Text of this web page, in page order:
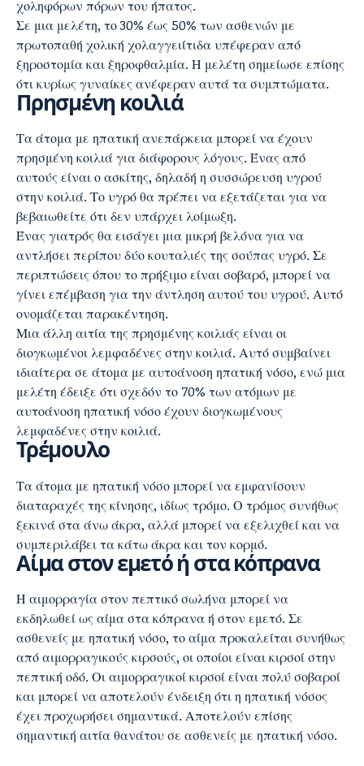
χοληφόρων πόρων του ήπατος.
Σε μια μελέτη, το 30% έως 50% των ασθενών με
πρωτοπαθή χολική χολαγγειίτιδα υπέφεραν από
ξηροστομία και ξηροφθαλμία. Η μελέτη σημείωσε επίσης
ότι κυρίως γυναίκες ανέφεραν αυτά τα συμπτώματα.
Πρησμένη κοιλιά
Τα άτομα με ηπατική ανεπάρκεια μπορεί να έχουν
πρησμένη κοιλιά για διάφορους λόγους. Ένας από
αυτούς είναι ο ασκίτης, δηλαδή η συσσώρευση υγρού
στην κοιλιά. Το υγρό θα πρέπει να εξετάζεται για να
βεβαιωθείτε ότι δεν υπάρχει λοίμωξη.
Ένας γιατρός θα εισάγει μια μικρή βελόνα για να
αντλήσει περίπου δύο κουταλιές της σούπας υγρό. Σε
περιπτώσεις όπου το πρήξιμο είναι σοβαρό, μπορεί να
γίνει επέμβαση για την άντληση αυτού του υγρού. Αυτό
ονομάζεται παρακέντηση.
Μια άλλη αιτία της πρησμένης κοιλιάς είναι οι
διογκωμένοι λεμφαδένες στην κοιλιά. Αυτό συμβαίνει
ιδιαίτερα σε άτομα με αυτοάνοση ηπατική νόσο, ενώ μια
μελέτη έδειξε ότι σχεδόν το 70% των ατόμων με
αυτοάνοση ηπατική νόσο έχουν διογκωμένους
λεμφαδένες στην κοιλιά.
Τρέμουλο
Τα άτομα με ηπατική νόσο μπορεί να εμφανίσουν
διαταραχές της κίνησης, ιδίως τρόμο. Ο τρόμος συνήθως
ξεκινά στα άνω άκρα, αλλά μπορεί να εξελιχθεί και να
συμπεριλάβει τα κάτω άκρα και τον κορμό.
Αίμα στον εμετό ή στα κόπρανα
Η αιμορραγία στον πεπτικό σωλήνα μπορεί να
εκδηλωθεί ως αίμα στα κόπρανα ή στον εμετό. Σε
ασθενείς με ηπατική νόσο, το αίμα προκαλείται συνήθως
από αιμορραγικούς κιρσούς, οι οποίοι είναι κιρσοί στην
πεπτική οδό. Οιαιμορραγικοί κιρσοίείναι πολύ σοβαροί
και μπορεί να αποτελούν ένδειξη ότι η ηπατική νόσος
έχει προχωρήσει σημαντικά. Αποτελούν επίσης
σημαντική αιτία θανάτου σε ασθενείς με ηπατική νόσο.